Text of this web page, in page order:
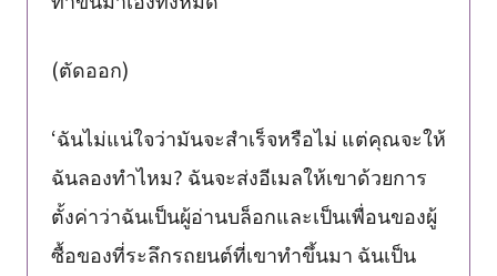
(ตัดออก)
‘ฉันไม่แน่ใจว่ามันจะสำเร็จหรือไม่ แต่คุณจะให้
ฉันลองทำไหม? ฉันจะส่งอีเมลให้เขาด้วยการ
ตั้งค่าว่าฉันเป็นผู้อ่านบล็อกและเป็นเพื่อนของผู้
ซื้อของที่ระลึกรถยนต์ที่เขาทำขึ้นมา ฉันเป็น